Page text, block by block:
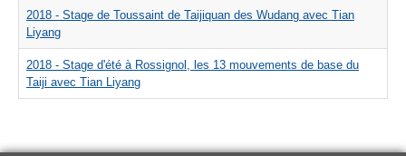
2018 - Stage de Toussaint de Taijiquan des Wudang avec Tian
Liyang
2018 - Stage d'été à Rossignol, les 13 mouvements de base du
Taiji avec Tian Liyang